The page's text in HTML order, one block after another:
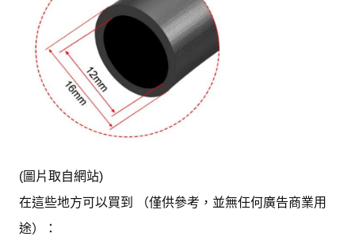
(圖片取自網站)
在這些地方可以買到 （僅供參考，並無任何廣告商業用
途）：